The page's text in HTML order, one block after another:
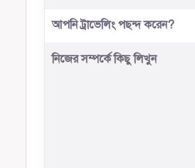
আপনি ট্রাভেলিং পছন্দ করেন?
নিজের সম্পর্কে কিছু লিখুন